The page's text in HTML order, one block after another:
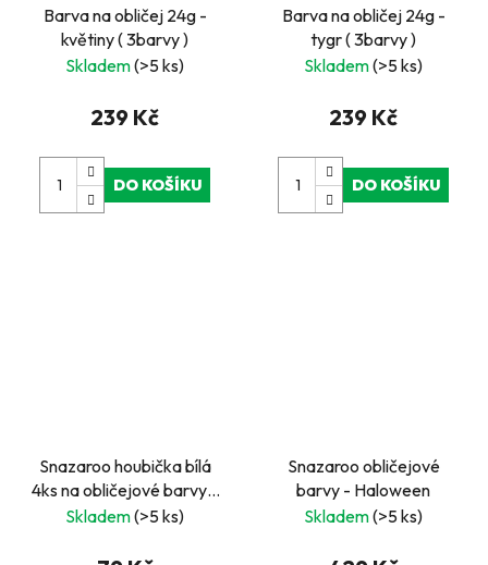
Barva na obličej 24g -
květiny ( 3barvy )
Skladem(>5 ks)
239 Kč
DO KOŠÍKU
Barva na obličej 24g -
tygr ( 3barvy )
Skladem(>5 ks)
239 Kč
DO KOŠÍKU
Snazaroo houbička bílá
4ks na obličejové barvy -
půlené
Skladem(>5 ks)
Snazaroo obličejové
barvy - Haloween
Skladem(>5 ks)